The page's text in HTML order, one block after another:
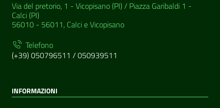
iVia del pretorio, 1 - Vicopisano (PI) / Piazza Garibaldi 1 -
Calci (PI)
56010 - 56011, Calci e Vicopisano
Telefono
(+39) 050796511 / 050939511
INFORMAZIONI